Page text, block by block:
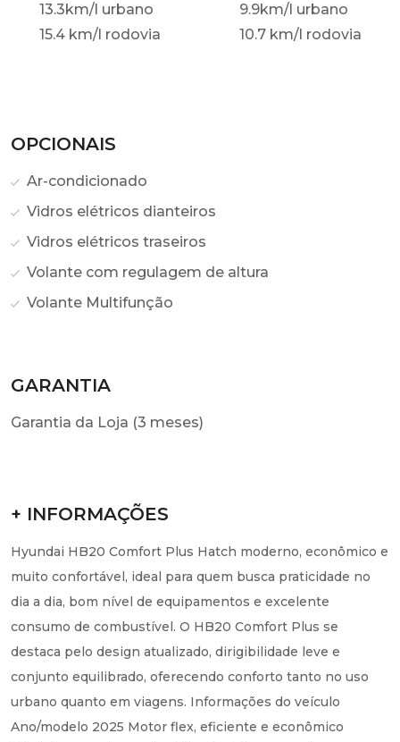
13.3km/l urbano
15.4 km/l rodovia
9.9km/l urbano
10.7 km/l rodovia
OPCIONAIS
Ar-condicionado
Vidros elétricos dianteiros
Vidros elétricos traseiros
Volante com regulagem de altura
Volante Multifunção
GARANTIA
Garantia da Loja (3 meses)
+ INFORMAÇÕES
Hyundai HB20 Comfort Plus Hatch moderno, econômico e
muito confortável, ideal para quem busca praticidade no
dia a dia, bom nível de equipamentos e excelente
consumo de combustível. O HB20 Comfort Plus se
destaca pelo design atualizado, dirigibilidade leve e
conjunto equilibrado, oferecendo conforto tanto no uso
urbano quanto em viagens. Informações do veículo
Ano/modelo 2025 Motor flex, eficiente e econômico